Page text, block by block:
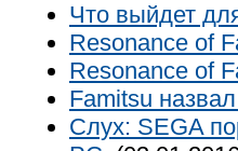
Что выйдет
Resonance of
Resonance of
Famitsu
Слух: SEGA